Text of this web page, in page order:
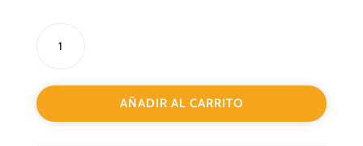
ROSETA
VELA
NEGRO
cantidad
AÑADIR AL CARRITO